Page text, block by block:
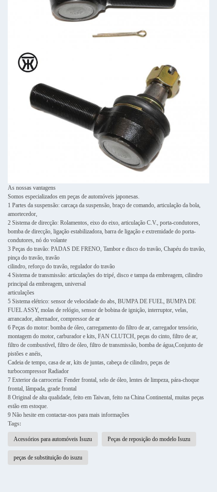
As nossas vantagens
Somos especializados em peças de automóveis japonesas.
1 Partes da suspensão: carcaça da suspensão, braço de comando, articulação da bola,
amortecedor,
2 Sistema de direcção: Rolamentos, eixo do eixo, articulação C.V., porta-condutores,
bomba de direcção, ligação estabilizadora, barra de ligação e extremidade do porta-
condutores, nó do volante
3 Peças do travão: PADAS DE FRENO, Tambor e disco do travão, Chapéu do travão,
pinça do travão, travão
cilindro, reforço do travão, regulador do travão
4 Sistema de transmissão: articulações do tripé, disco e tampa da embreagem, cilindro
principal da embreagem, universal
articulações
5 Sistema elétrico: sensor de velocidade do abs, BUMPA DE FUEL, BUMPA DE
FUEL ASSY, molas de relógio, sensor de bobina de ignição, interruptor, velas,
arrancador, alternador, compressor de ar
6 Peças do motor: bomba de óleo, carregamento do filtro de ar, carregador tensório,
montagem do motor, carburador e kits, FAN CLUTCH, peças do cinto, filtro de ar,
filtro de combustível, filtro de óleo, filtro de transmissão, bomba de água,Conjunto de
pistões e anéis,
Cadeia de tempo, casa de ar, kits de juntas, cabeça de cilindro, peças de
turbocompressor Radiador
7 Exterior da carroceria: Fender frontal, selo de óleo, lentes de limpeza, pára-choque
frontal, lâmpada, grade frontal
8 Original de alta qualidade, feito em Taiwan, feito na China Continental, muitas peças
estão em estoque.
9 Não hesite em contactar-nos para mais informações
Tags:
Acessórios para automóveis Isuzu Peças de reposição do modelo Isuzu
peças de substituição do isuzu